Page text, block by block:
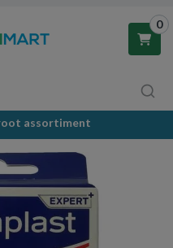
0
is leeg.
producten.
assortiment